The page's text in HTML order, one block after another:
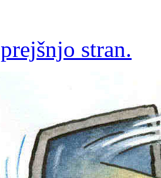
prejšnjo stran.